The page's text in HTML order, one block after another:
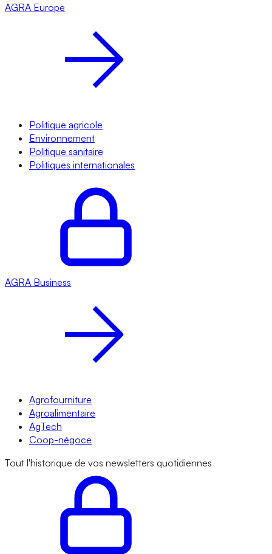
AGRA Europe
Politique agricole
Environnement
Politique sanitaire
Politiques internationales
AGRA Business
Agrofourniture
Agroalimentaire
AgTech
Coop-négoce
Tout l'historique de vos newsletters quotidiennes